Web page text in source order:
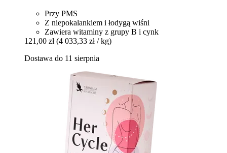
Przy PMS
Z niepokalankiem i łodygą wiśni
Zawiera witaminy z grupy B i cynk
121,00 zł (4 033,33 zł / kg)
Dostawa do 11 sierpnia